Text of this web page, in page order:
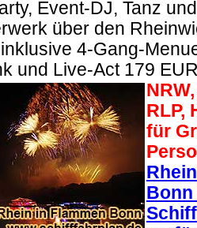
Event-DJ, Tanz
über den
4-Gang-
und Live-Act 179
RLP,
für
Bonn